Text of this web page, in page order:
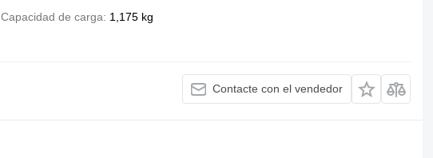
Capacidad de carga 1,175 kg
Contacte con el vendedor